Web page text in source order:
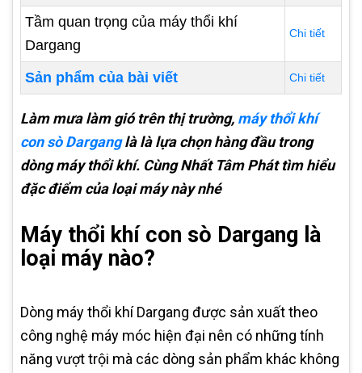
Tầm quan trọng của máy thổi khí
Dargang
Chi tiết
Sản phẩm của bài viết Chi tiết
Làm mưa làm gió trên thị trường, máy thổi khí
con sò Darganglà là lựa chọn hàng đầu trong
dòng máy thổi khí. Cùng Nhất Tâm Phát tìm hiểu
đặc điểm của loại máy này nhé
Máy thổi khí con sò Dargang là
loại máy nào?
Dòng máy thổi khí Dargang được sản xuất theo
công nghệ máy móc hiện đại nên có những tính
năng vượt trội mà các dòng sản phẩm khác không